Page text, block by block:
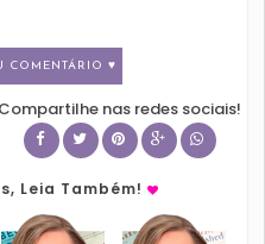
COMENTÁRIO ♥
Compartilhe nas redes sociais!
Leia Também!